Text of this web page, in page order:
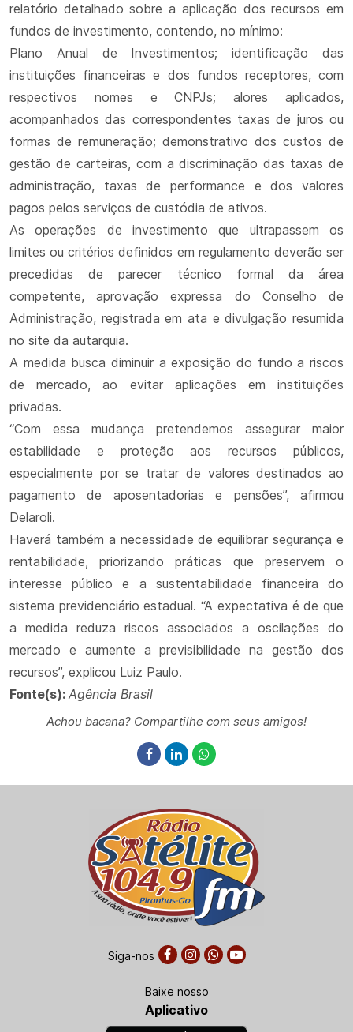
relatório detalhado sobre a aplicação dos recursos em
fundos de investimento, contendo, no mínimo:
Plano Anual de Investimentos; identificação das
instituições financeiras e dos fundos receptores, com
respectivos nomes e CNPJs; alores aplicados,
acompanhados das correspondentes taxas de juros ou
formas de remuneração; demonstrativo dos custos de
gestão de carteiras, com a discriminação das taxas de
administração, taxas de performance e dos valores
pagos pelos serviços de custódia de ativos.
As operações de investimento que ultrapassem os
limites ou critérios definidos em regulamento deverão ser
precedidas de parecer técnico formal da área
competente, aprovação expressa do Conselho de
Administração, registrada em ata e divulgação resumida
no site da autarquia.
A medida busca diminuir a exposição do fundo a riscos
de mercado, ao evitar aplicações em instituições
privadas.
“Com essa mudança pretendemos assegurar maior
estabilidade e proteção aos recursos públicos,
especialmente por se tratar de valores destinados ao
pagamento de aposentadorias e pensões”, afirmou
Delaroli.
Haverá também a necessidade de equilibrar segurança e
rentabilidade, priorizando práticas que preservem o
interesse público e a sustentabilidade financeira do
sistema previdenciário estadual. “A expectativa é de que
a medida reduza riscos associados a oscilações do
mercado e aumente a previsibilidade na gestão dos
recursos”, explicou Luiz Paulo.
Fonte(s): Agência Brasil
Achou bacana? Compartilhe com seus amigos!
Siga-nos
Baixe nosso
Aplicativo